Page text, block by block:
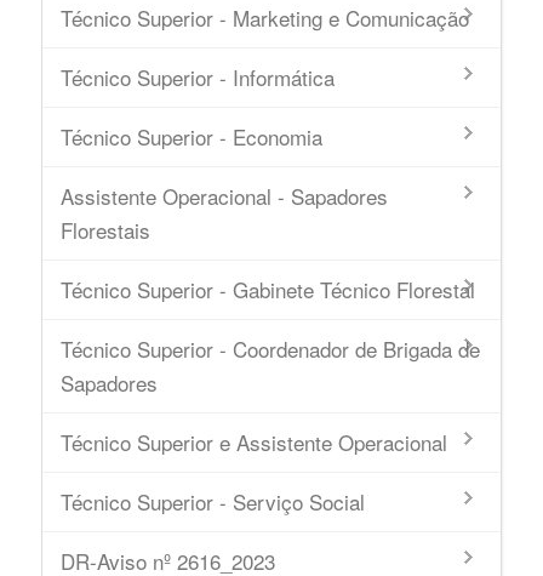
Técnico Superior - Marketing e Comunicação
Técnico Superior - Informática
Técnico Superior - Economia
Assistente Operacional - Sapadores
Florestais
Técnico Superior - Gabinete Técnico Florestal
Técnico Superior - Coordenador de Brigada de
Sapadores
Técnico Superior e Assistente Operacional
Técnico Superior - Serviço Social
DR-Aviso nº 2616_2023